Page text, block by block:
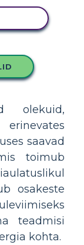
olekuid,
saavad
toimub
osakeste
teadmisi
kohta.